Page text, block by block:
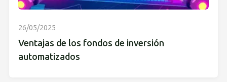
26/05/2025
Ventajas de los fondos de inversión
automatizados